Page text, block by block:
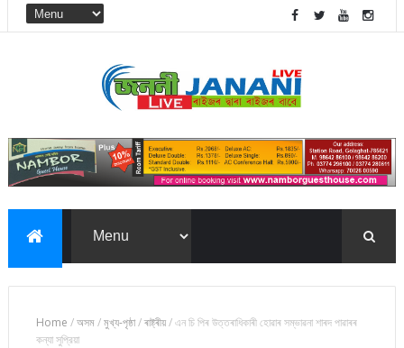
Home /অসম/মুখ্য-পৃষ্ঠা/ৰাষ্ট্ৰীয়/এন চি পিৰ উত্তৰাধিকাৰী হোৱাৰ সম্ভাৱনা শাৰদ পাৱাৰৰ
কন্যা সুপ্রিয়া